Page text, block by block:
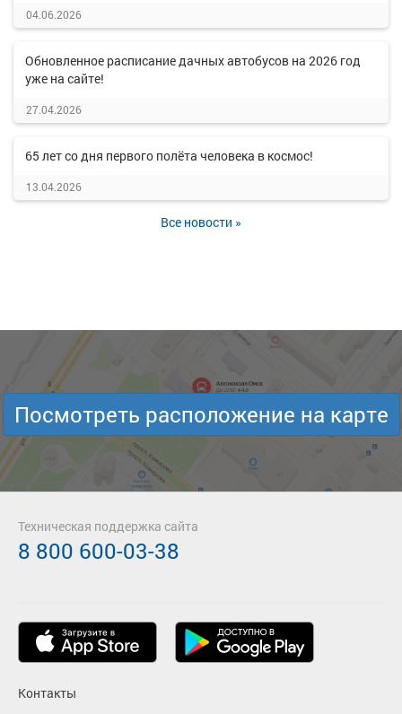
04.06.2026
Обновленное расписание дачных автобусов на 2026 год
уже на сайте!
27.04.2026
65 лет со дня первого полёта человека в космос!
13.04.2026
Все новости »
Посмотреть расположение на карте
Контакты
Техническая поддержка сайта
8 800 600-03-38